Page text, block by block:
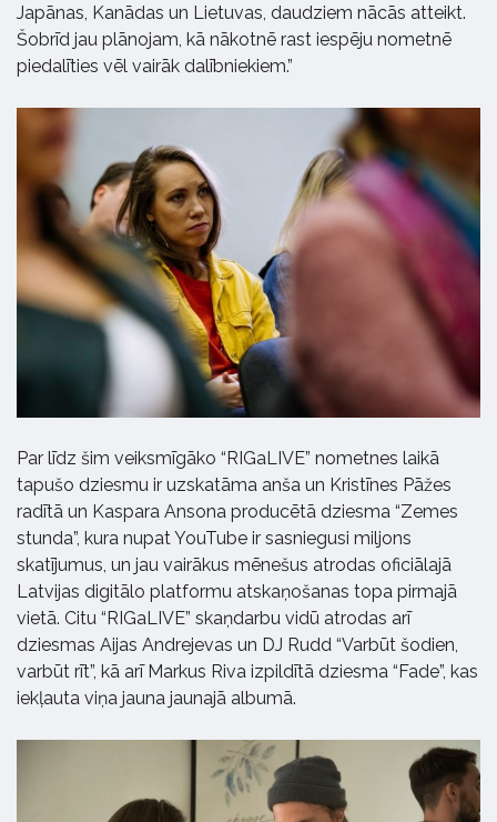
Japānas, Kanādas un Lietuvas, daudziem nācās atteikt.
Šobrīd jau plānojam, kā nākotnē rast iespēju nometnē
piedalīties vēl vairāk dalībniekiem.”
Par līdz šim veiksmīgāko “RIGaLIVE” nometnes laikā
tapušo dziesmu ir uzskatāma anša un Kristīnes Pāžes
radītā un Kaspara Ansona producētā dziesma “Zemes
stunda”, kura nupat YouTube ir sasniegusi miljons
skatījumus, un jau vairākus mēnešus atrodas oficiālajā
Latvijas digitālo platformu atskaņošanas topa pirmajā
vietā. Citu “RIGaLIVE” skaņdarbu vidū atrodas arī
dziesmas Aijas Andrejevas un DJ Rudd “Varbūt šodien,
varbūt rīt”, kā arī Markus Riva izpildītā dziesma “Fade”, kas
iekļauta viņa jauna jaunajā albumā.